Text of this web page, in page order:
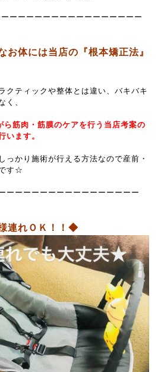
ーーーーーーーーーーーーーーーー
体には当店の『根本矯正法』
クティックや整体とは違い、 バキバキ
く、
ら筋肉・筋膜のケアを行う当店考案の
います。
っかり施術が行える方法なので産前・
す☆
ーーーーーーーーーーーーーーーー
連れＯＫ！！◆